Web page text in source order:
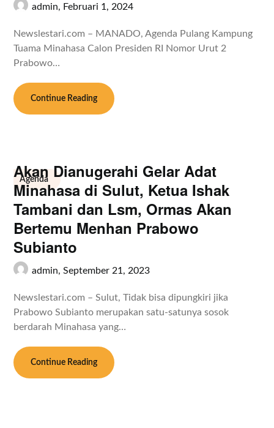
admin, Februari 1, 2024
Newslestari.com – MANADO, Agenda Pulang Kampung
Tuama Minahasa Calon Presiden RI Nomor Urut 2
Prabowo…
Continue Reading
Agenda
Akan Dianugerahi Gelar Adat
Minahasa di Sulut, Ketua Ishak
Tambani dan Lsm, Ormas Akan
Bertemu Menhan Prabowo
Subianto
admin,September 21, 2023
Newslestari.com – Sulut, Tidak bisa dipungkiri jika
Prabowo Subianto merupakan satu-satunya sosok
berdarah Minahasa yang…
Continue Reading